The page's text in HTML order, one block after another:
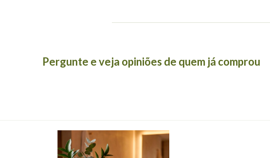
Pergunte e veja opiniões de quem já comprou